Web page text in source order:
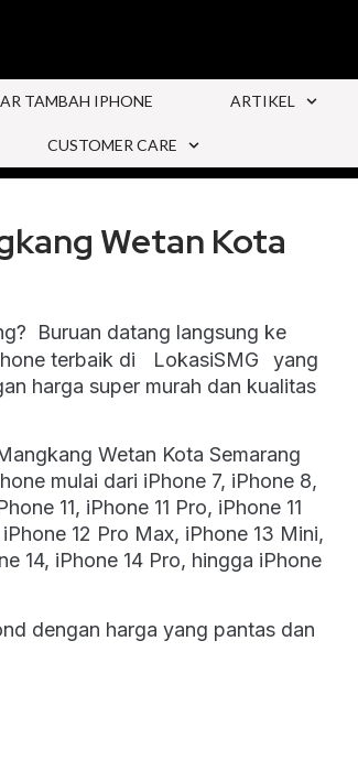
TAMBAH IPHONE ARTIKEL
CUSTOMER CARE
Wetan Kota
Buruan datang langsung ke
terbaik di
LokasiSMG
yang
harga super murah dan kualitas
Wetan Kota Semarang
mulai dari iPhone 7, iPhone 8,
11, iPhone 11 Pro, iPhone 11
12 Pro Max, iPhone 13 Mini,
14, iPhone 14 Pro, hingga iPhone
dengan harga yang pantas dan